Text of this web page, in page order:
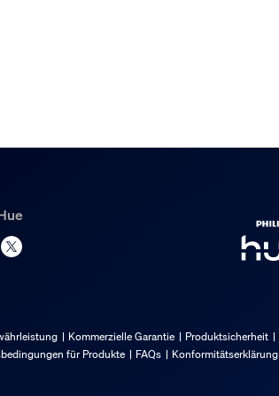
Kommerzielle Garantie Produktsicherheit
für Produkte
FAQs Konformitätserklärung